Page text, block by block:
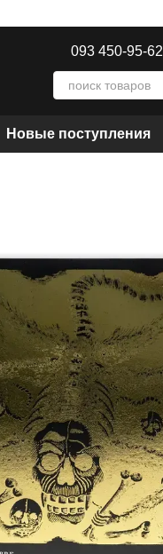
093 450-95-62
Новые поступления